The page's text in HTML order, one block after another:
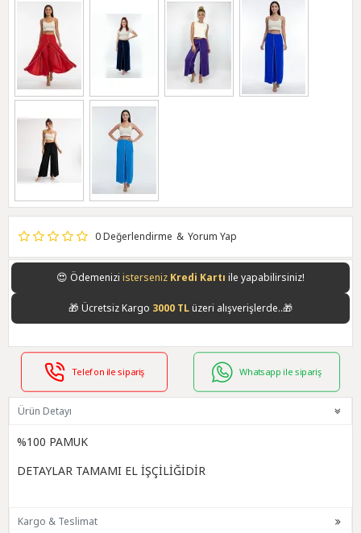
0 Değerlendirme & Yorum Yap
😍 Ödemenizi istersenizKredi Kartı ile yapabilirsiniz!
🎁 Ücretsiz Kargo 3000 TLüzeri alışverişlerde..🎁
Telefon ile sipariş Whatsapp ile sipariş
Ürün Detayı
%100 PAMUK
DETAYLAR TAMAMI EL İŞÇİLİĞİDİR
Kargo & Teslimat